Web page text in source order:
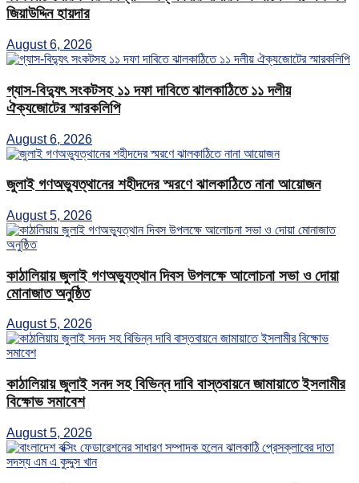
জিয়াউদ্দিন হায়দার
August 6, 2026
গ্যাস-বিদ্যুৎ সংকটসহ ১১ দফা দাবিতে ঝালকাঠিতে ১১ দলীয়
ঐক্যজোটের স্মারকলিপি
August 6, 2026
জুলাই গণঅভ্যুত্থানের শহীদদের স্মরণে ঝালকাঠিতে নানা আয়োজন
August 5, 2026
কাঠালিয়ায় জুলাই গণঅভ্যুত্থান দিবস উপলক্ষে আলোচনা সভা ও দোয়া
মোনাজাত অনুষ্ঠিত
August 5, 2026
কাঠালিয়ায় জুলাই সনদ সহ বিভিন্ন দাবি বাস্তবায়নে জামায়াতে ইসলামীর
বিক্ষোভ সমাবেশ
August 5, 2026